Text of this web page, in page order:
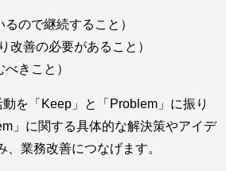
ので継続すること）
改善の必要があること）
きこと）
を「Keep」と「Problem」に振り
」に関する具体的な解決策やアイデ
、業務改善につなげます。